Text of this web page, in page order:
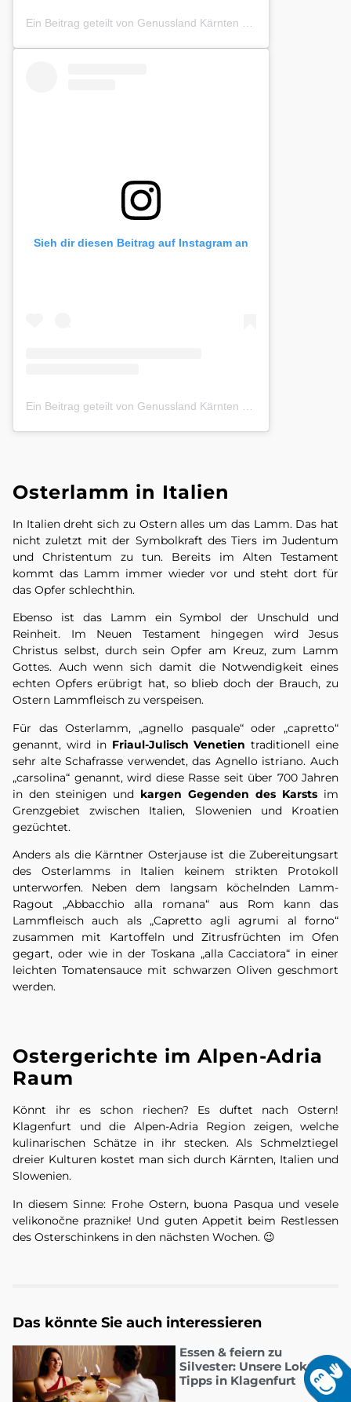
Ein Beitrag geteilt von Genussland Kärnten (@genusslandkaernten)
Sieh dir diesen Beitrag auf Instagram an
Osterlamm in Italien
In Italien dreht sich zu Ostern alles um das Lamm. Das hat
nicht zuletzt mit der Symbolkraft des Tiers im Judentum
und Christentum zu tun. Bereits im Alten Testament
kommt das Lamm immer wieder vor und steht dort für
das Opfer schlechthin.
Ebenso ist das Lamm ein Symbol der Unschuld und
Reinheit. Im Neuen Testament hingegen wird Jesus
Christus selbst, durch sein Opfer am Kreuz, zum Lamm
Gottes. Auch wenn sich damit die Notwendigkeit eines
echten Opfers erübrigt hat, so blieb doch der Brauch, zu
Ostern Lammfleisch zu verspeisen.
Für das Osterlamm, „agnello pasquale“ oder „capretto“
genannt, wird inFriaul-Julisch Venetientraditionell eine
sehr alte Schafrasse verwendet, das Agnello istriano. Auch
„carsolina“ genannt, wird diese Rasse seit über 700 Jahren
in den steinigen und kargen Gegenden des Karsts im
Grenzgebiet zwischen Italien, Slowenien und Kroatien
gezüchtet.
Anders als die Kärntner Osterjause ist die Zubereitungsart
des Osterlamms in Italien keinem strikten Protokoll
unterworfen. Neben dem langsam köchelnden Lamm-
Ragout „Abbacchio alla romana“ aus Rom kann das
Lammfleisch auch als „Capretto agli agrumi al forno“
zusammen mit Kartoffeln und Zitrusfrüchten im Ofen
gegart, oder wie in der Toskana „alla Cacciatora“ in einer
leichten Tomatensauce mit schwarzen Oliven geschmort
werden.
Ostergerichte im Alpen-Adria
Raum
Könnt ihr es schon riechen? Es duftet nach Ostern!
Klagenfurt und die Alpen-Adria Region zeigen, welche
kulinarischen Schätze in ihr stecken. Als Schmelztiegel
dreier Kulturen kostet man sich durch Kärnten, Italien und
Slowenien.
In diesem Sinne: Frohe Ostern, buona Pasqua und vesele
velikonočne praznike! Und guten Appetit beim Restlessen
des Osterschinkens in den nächsten Wochen. 😉
Das könnte Sie auch interessieren
Essen & feiern zu
Silvester: Unsere Lokal-
Tipps in Klagenfurt